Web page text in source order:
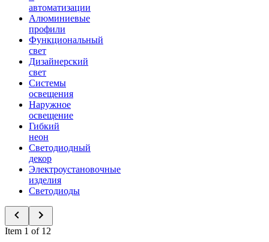
автоматизации
Алюминиевые
профили
Функциональный
свет
Дизайнерский
свет
Системы
освещения
Наружное
освещение
Гибкий
неон
Светодиодный
декор
Электроустановочные
изделия
Светодиоды
Item 1 of 12